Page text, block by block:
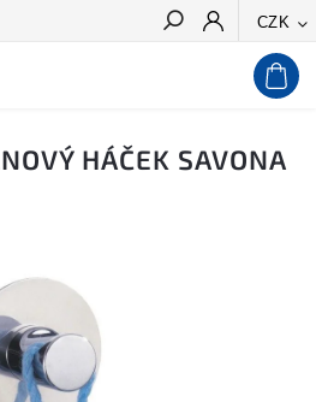
CZK
Hledat
HÁČEK SAVONA